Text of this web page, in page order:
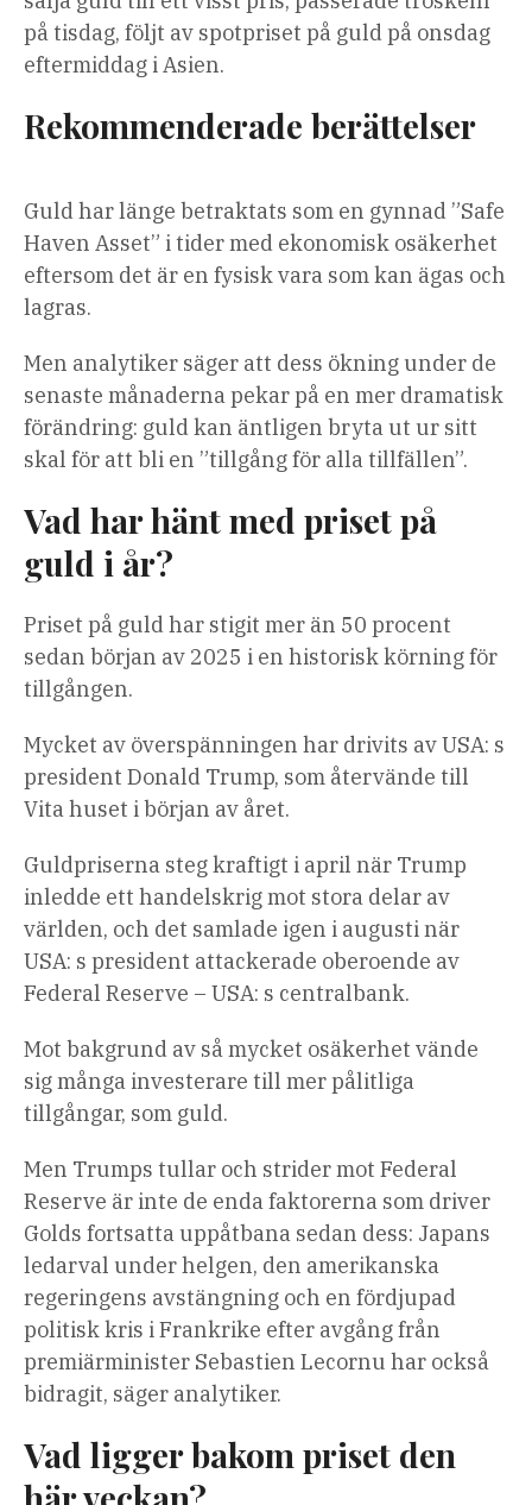
på tisdag, följt av spotpriset på guld på onsdag
eftermiddag i Asien.
Rekommenderade berättelser
över
4
artiklar
slut
Guld har länge betraktats som en gynnad ”Safe
Haven Asset” i tider med ekonomisk osäkerhet
eftersom det är en fysisk vara som kan ägas och
lagras.
Men analytiker säger att dess ökning under de
senaste månaderna pekar på en mer dramatisk
förändring: guld kan äntligen bryta ut ur sitt
skal för att bli en ”tillgång för alla tillfällen”.
Vad har hänt med priset på
guld i år?
Priset på guld har stigit mer än 50 procent
sedan början av 2025 i en historisk körning för
tillgången.
Mycket av överspänningen har drivits av USA: s
president Donald Trump, som återvände till
Vita huset i början av året.
Guldpriserna steg kraftigt i april när Trump
inledde ett handelskrig mot stora delar av
världen, och det samlade igen i augusti när
USA: s president attackerade oberoende av
Federal Reserve – USA: s centralbank.
Mot bakgrund av så mycket osäkerhet vände
sig många investerare till mer pålitliga
tillgångar, som guld.
Men Trumps tullar och strider mot Federal
Reserve är inte de enda faktorerna som driver
Golds fortsatta uppåtbana sedan dess: Japans
ledarval under helgen, den amerikanska
regeringens avstängning och en fördjupad
politisk kris i Frankrike efter avgång från
premiärminister Sebastien Lecornu har också
bidragit, säger analytiker.
Vad ligger bakom priset den